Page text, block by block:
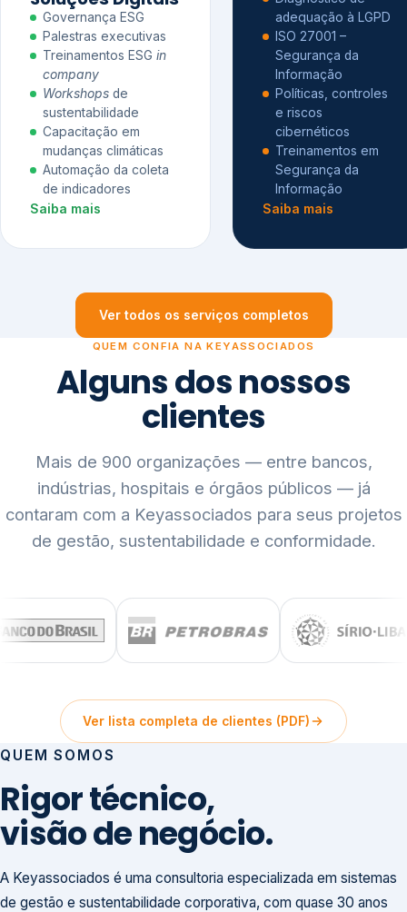
Governança ESG
Palestras executivas
Treinamentos ESG in
company
Workshops de
sustentabilidade
Capacitação em
mudanças climáticas
Automação da coleta
de indicadores
Saiba mais
adequação à LGPD
ISO 27001 –
Segurança da
Informação
Políticas, controles
e riscos
cibernéticos
Treinamentos em
Segurança da
Informação
Saiba mais
Ver todos os serviços completos
QUEM CONFIA NA KEYASSOCIADOS
Alguns dos nossos
clientes
Mais de 900 organizações — entre bancos,
indústrias, hospitais e órgãos públicos — já
contaram com a Keyassociados para seus projetos
de gestão, sustentabilidade e conformidade.
Ver lista completa de clientes (PDF)
QUEM SOMOS
Rigor técnico,
visão de negócio.
A Keyassociados é uma consultoria especializada em sistemas
de gestão e sustentabilidade corporativa, com quase 30 anos